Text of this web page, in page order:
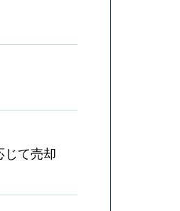
じて売却